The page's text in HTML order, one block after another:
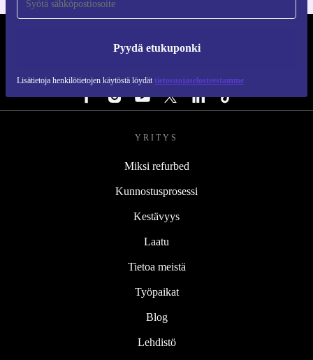
Pyydä etukuponki
Lisätietoja henkilötietojen käytöstä löydät tietosuojaselosteestamme
YRITYS
Miksi refurbed
Kunnostusprosessi
Kestävyys
Laatu
Tietoa meistä
Työpaikat
Blog
Lehdistö